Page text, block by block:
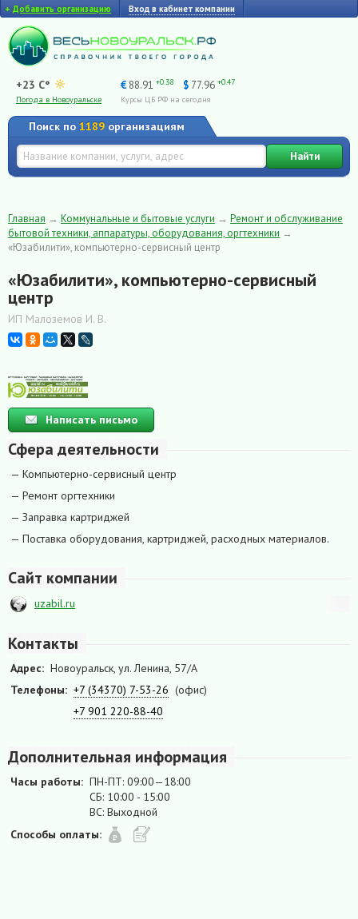
+ Добавить организацию Вход в кабинет компании
+23 C°
Погода в Новоуральске
€ 88.91 +0.38 $ 77.96 +0.47
Курсы ЦБ РФ на сегодня
Поиск по 1189 организациям
Найти
Главная → Коммунальные и бытовые услуги → Ремонт и обслуживание
бытовой техники, аппаратуры, оборудования, оргтехники →
«Юзабилити», компьютерно-сервисный центр
«Юзабилити», компьютерно-сервисный
центр
ИП Малоземов И. В.
Написать письмо
Сфера деятельности
— Компьютерно-сервисный центр
— Ремонт оргтехники
— Заправка картриджей
— Поставка оборудования, картриджей, расходных материалов.
Сайт компании
uzabil.ru
Контакты
Адрес: Новоуральск, ул. Ленина, 57/А
Телефоны: +7 (34370) 7-53-26 (офис)
+7 901 220-88-40
Дополнительная информация
Часы работы: ПН-ПТ: 09:00—18:00
СБ: 10:00 - 15:00
ВС: Выходной
Способы оплаты: